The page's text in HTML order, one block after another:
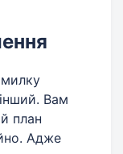
Вам
план
Адже